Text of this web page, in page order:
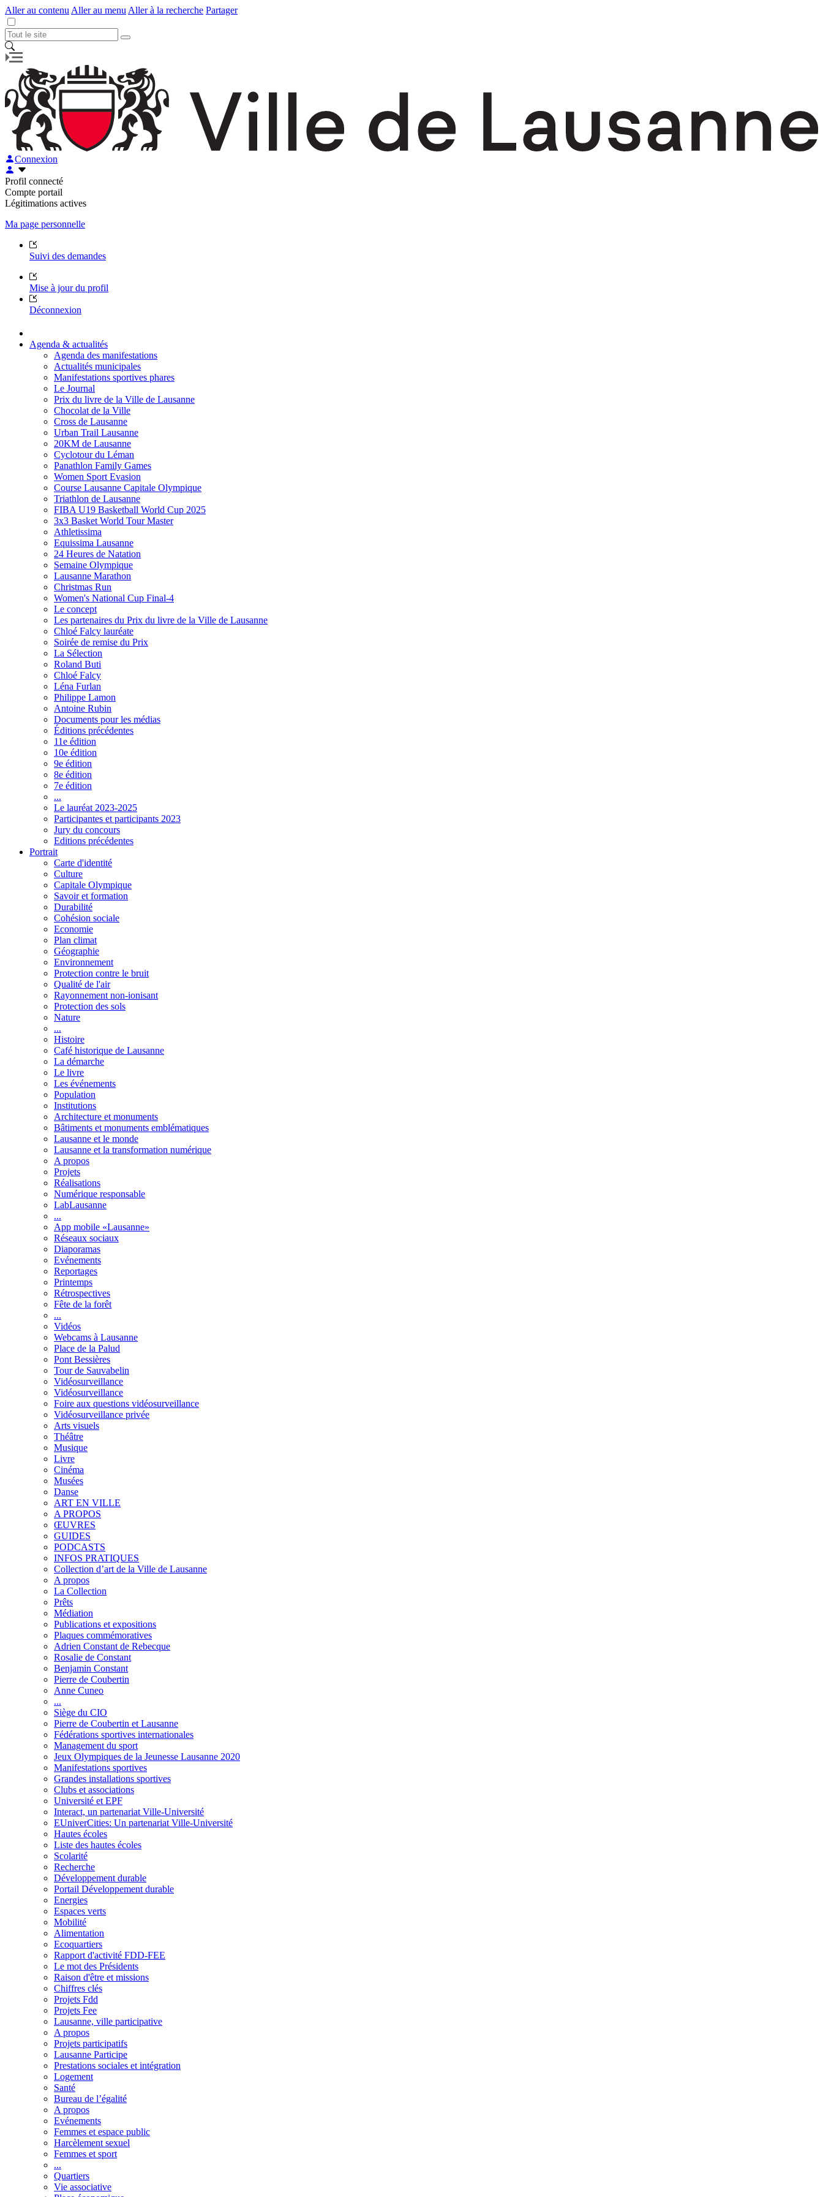
Aller au contenu Aller au menu Aller à la recherche Partager
Connexion
Profil connecté
Compte portail
Légitimations actives
Ma page personnelle
Suivi des demandes
Mise à jour du profil
Déconnexion
Agenda & actualités
Agenda des manifestations
Actualités municipales
Manifestations sportives phares
Le Journal
Prix du livre de la Ville de Lausanne
Chocolat de la Ville
Cross de Lausanne
Urban Trail Lausanne
20KM de Lausanne
Cyclotour du Léman
Panathlon Family Games
Women Sport Evasion
Course Lausanne Capitale Olympique
Triathlon de Lausanne
FIBA U19 Basketball World Cup 2025
3x3 Basket World Tour Master
Athletissima
Equissima Lausanne
24 Heures de Natation
Semaine Olympique
Lausanne Marathon
Christmas Run
Women's National Cup Final-4
Le concept
Les partenaires du Prix du livre de la Ville de Lausanne
Chloé Falcy lauréate
Soirée de remise du Prix
La Sélection
Roland Buti
Chloé Falcy
Léna Furlan
Philippe Lamon
Antoine Rubin
Documents pour les médias
Éditions précédentes
11e édition
10e édition
9e édition
8e édition
7e édition
...
Le lauréat 2023-2025
Participantes et participants 2023
Jury du concours
Editions précédentes
Portrait
Carte d'identité
Culture
Capitale Olympique
Savoir et formation
Durabilité
Cohésion sociale
Economie
Plan climat
Géographie
Environnement
Protection contre le bruit
Qualité de l'air
Rayonnement non-ionisant
Protection des sols
Nature
...
Histoire
Café historique de Lausanne
La démarche
Le livre
Les événements
Population
Institutions
Architecture et monuments
Bâtiments et monuments emblématiques
Lausanne et le monde
Lausanne et la transformation numérique
A propos
Projets
Réalisations
Numérique responsable
LabLausanne
...
App mobile «Lausanne»
Réseaux sociaux
Diaporamas
Evénements
Reportages
Printemps
Rétrospectives
Fête de la forêt
...
Vidéos
Webcams à Lausanne
Place de la Palud
Pont Bessières
Tour de Sauvabelin
Vidéosurveillance
Vidéosurveillance
Foire aux questions vidéosurveillance
Vidéosurveillance privée
Arts visuels
Théâtre
Musique
Livre
Cinéma
Musées
Danse
ART EN VILLE
A PROPOS
ŒUVRES
GUIDES
PODCASTS
INFOS PRATIQUES
Collection d’art de la Ville de Lausanne
A propos
La Collection
Prêts
Médiation
Publications et expositions
Plaques commémoratives
Adrien Constant de Rebecque
Rosalie de Constant
Benjamin Constant
Pierre de Coubertin
Anne Cuneo
...
Siège du CIO
Pierre de Coubertin et Lausanne
Fédérations sportives internationales
Management du sport
Jeux Olympiques de la Jeunesse Lausanne 2020
Manifestations sportives
Grandes installations sportives
Clubs et associations
Université et EPF
Interact, un partenariat Ville-Université
EUniverCities: Un partenariat Ville-Université
Hautes écoles
Liste des hautes écoles
Scolarité
Recherche
Développement durable
Portail Développement durable
Energies
Espaces verts
Mobilité
Alimentation
Ecoquartiers
Rapport d'activité FDD-FEE
Le mot des Présidents
Raison d'être et missions
Chiffres clés
Projets Fdd
Projets Fee
Lausanne, ville participative
A propos
Projets participatifs
Lausanne Participe
Prestations sociales et intégration
Logement
Santé
Bureau de l’égalité
A propos
Evénements
Femmes et espace public
Harcèlement sexuel
Femmes et sport
...
Quartiers
Vie associative